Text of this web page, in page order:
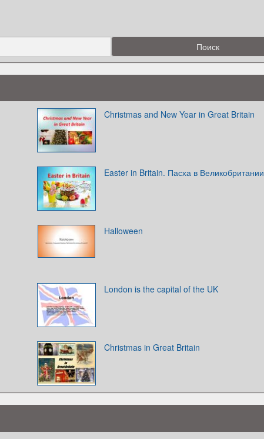
Christmas and New Year in Great Britain
Easter in Britain. Пасха в Великобритании
Halloween
London is the capital of the UK
Christmas in Great Britain